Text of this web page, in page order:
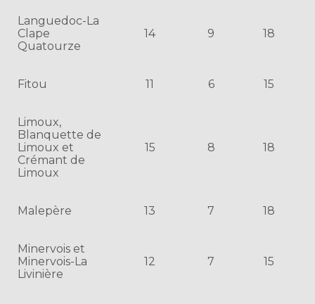
Languedoc-La
Clape
Quatourze
14 9 18
Fitou 11 6 15
Limoux,
Blanquette de
Limoux et
Crémant de
Limoux
15 8 18
Malepère 13 7 18
Minervois et
Minervois-La
Livinière
12 7 15